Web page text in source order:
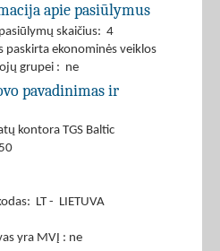
apie pasiūlymus
skaičius: 4
paskirta ekonominės veiklos
grupei : ne
pavadinimas ir
kontora TGS Baltic
LT - LIETUVA
yra MVĮ : ne